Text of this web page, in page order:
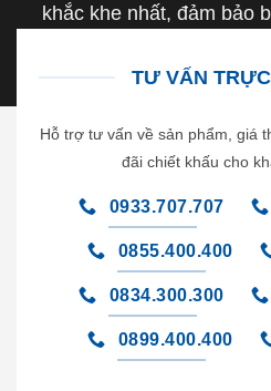
khắc khe nhất, đảm bảo
TƯ VẤN
Hỗ trợ tư vấn về sản phẩm, giá
đãi chiết khấu cho
0933.707.707
0855.400.400
0834.300.300
0899.400.400